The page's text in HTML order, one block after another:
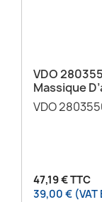
VDO
Massique
VDO
47,19 € TTC
39,00 € (VAT